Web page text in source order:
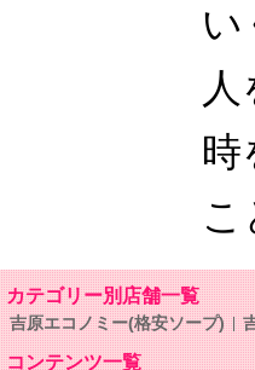
い
時
こ
カテゴリー別店舗一覧
吉原エコノミー(格安ソープ)
コンテンツ一覧